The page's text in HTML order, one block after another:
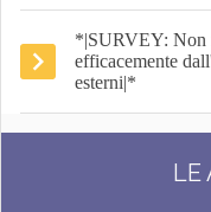
*|SURVEY: Non
efficacemente
esterni|*
LE